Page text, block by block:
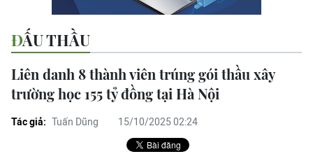
ĐẤU THẦU
Liên danh 8 thành viên trúng gói thầu xây
trường học 155 tỷ đồng tại Hà Nội
Tác giả: Tuấn Dũng 15/10/2025 02:24